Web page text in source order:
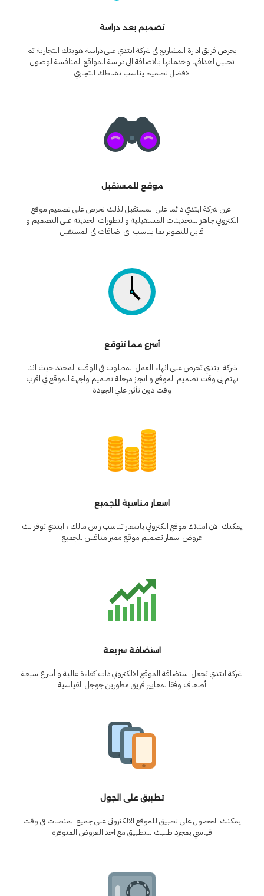
تصميم بعد دراسة
يحرص فريق ادارة المشاريع فى شركة ابتدي على دراسة هويتك التجارية ثم
تحليل اهدافها وخدماتها بالاضافة الى دراسة المواقع المنافسة لوصول
لافضل تصميم يناسب نشاطك التجاري
موقع للمستقبل
اعين شركة ابتدي دائما على المستقبل لذلك نحرص على تصميم موقع
الكتروني جاهز للتحديثات المستقبلية والتطورات الحديثة على التصميم و
قابل للتطوير بما يناسب اى اضافات فى المستقبل
أسرع مما تتوقع
شركة ابتدي تحرص على انهاء العمل المطلوب فى الوقت المحدد حيث اننا
نهتم بى وقت تصميم الموقع و انجاز مرحلة تصميم واجهة الموقع في اقرب
وقت دون تأثير علي الجودة
اسعار مناسبة للجميع
يمكنك الان امتلاك موقع الكتروني باسعار تناسب راس مالك ، ابتدي توفر لك
عروض اسعار تصميم موقع مميز منافس للجميع
استضافة سريعة
شركة ابتدي تجعل استضافة الموقع الالكتروني ذات كفاءة عالية و أسرع سبعة
أضعاف وفقا لمعايير فريق مطورين جوجل القياسية
تطبيق على الجول
يمكنك الحصول على تطبيق للموقع الالكتروني على جميع المنصات فى وقت
قياسي بمجرد طلبك للتطبيق مع احد العروض المتوفره